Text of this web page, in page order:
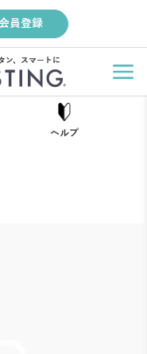
員登録
ン、スマートに
ヘルプ